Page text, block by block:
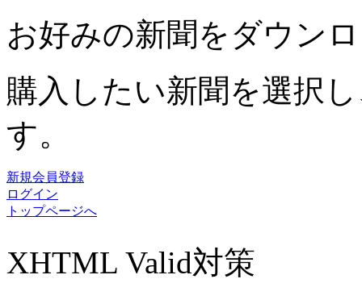
お好みの新聞をダウン
購入したい新聞を選択
す。
新規会員登録
ログイン
トップページへ
XHTML Valid対策